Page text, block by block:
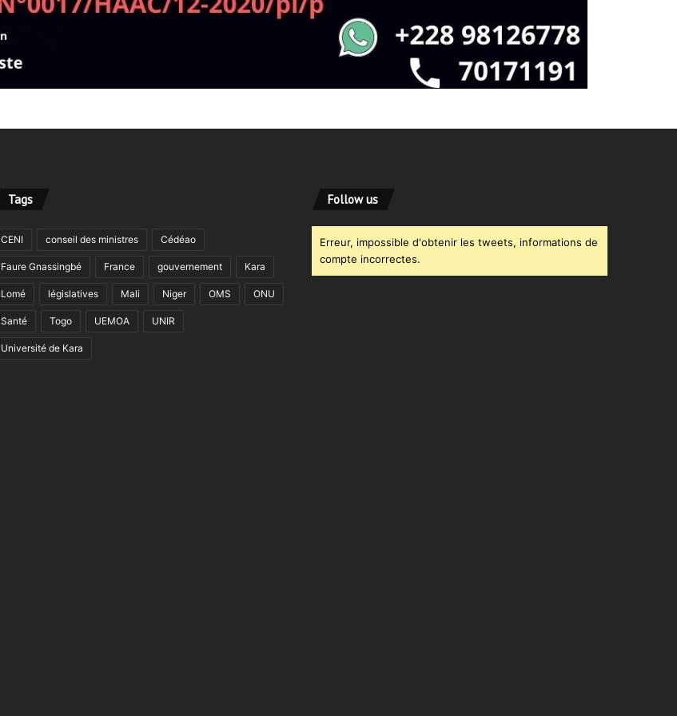
Tags
CENI conseil des ministres Cédéao
Faure Gnassingbé France gouvernement Kara
Lomé législatives Mali Niger OMS ONU
Santé Togo UEMOA UNIR
Université de Kara
Follow us
Erreur, impossible d'obtenir les tweets, informations de
compte incorrectes.